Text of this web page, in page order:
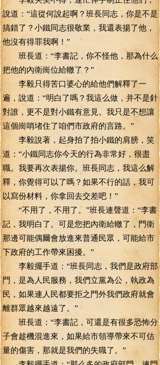
說道：“這從何說起啊？班長同志，你是不是
搞錯了？小鐵同志很敬業，我還表揚了他，
他沒有得罪我啊！”
班長道：“李書記，你不怪他，那為什么
把他的內衛崗位給轍了？”
李毅只得苦口婆心的給他們解釋了一
遍，說道：“明白了嗎？我這么做，并不是針
對誰，更不是對小鐵有意見。我只是不想讓
這個崗哨堵住了咱們市政府的言路。”
李毅說著，起身拍了拍小鐵的肩膀，笑
道：“小鐵同志你今天的行為非常好，很盡
職。我要再次表揚你。班長同志，我這么解
釋，你覺得可以了嗎？如果不行的話，我可
以寫份材料，你拿回去交差吧！”
“不用了，不用了。”班長連聲道：“李書
記，我明白了。可是您把內衛給轍了，門衛
那邊可能偶爾會放進來普通民眾，可能給市
下政府的工作帶來困擾。”
李毅擺手道：“班長同志，我們是政府部
門，是為人民服務，我們立黨為公，執政為
民，如果連人民都要拒之門外我們政府就會
離群眾越來越遠了。”
班長道：“李書記，可還是有很多恐怖分
子會趁機混進來，如果給市領導帶來不可估
量的傷害，那就是我們的失職了。”